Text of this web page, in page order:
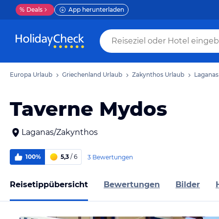
% Deals App herunterladen
Europa Urlaub Griechenland Urlaub Zakynthos Urlaub
Taverne Mydos
Laganas/Zakynthos
100% 5,3 / 6 3 Bewertungen
Reisetippübersicht Bewertungen Bilder